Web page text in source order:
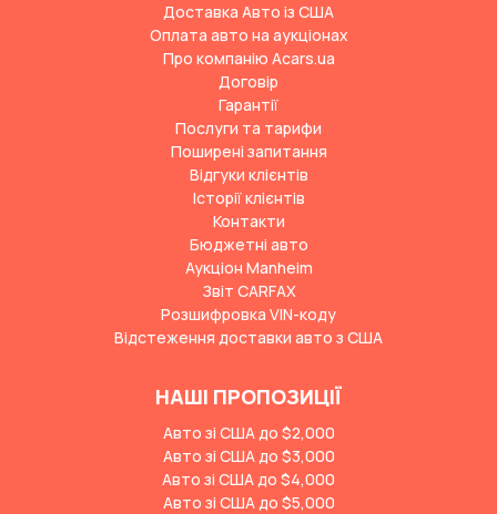
Доставка Авто із США
Оплата авто на аукціонах
Про компанію Acars.ua
Договір
Гарантії
Послуги та тарифи
Поширені запитання
Відгуки клієнтів
Історії клієнтів
Контакти
Бюджетні авто
Аукціон Manheim
Звіт CARFAX
Розшифровка VIN-коду
Відстеження доставки авто з США
НАШІ ПРОПОЗИЦІЇ
Авто зі США до $2,000
Авто зі США до $3,000
Авто зі США до $4,000
Авто зі США до $5,000